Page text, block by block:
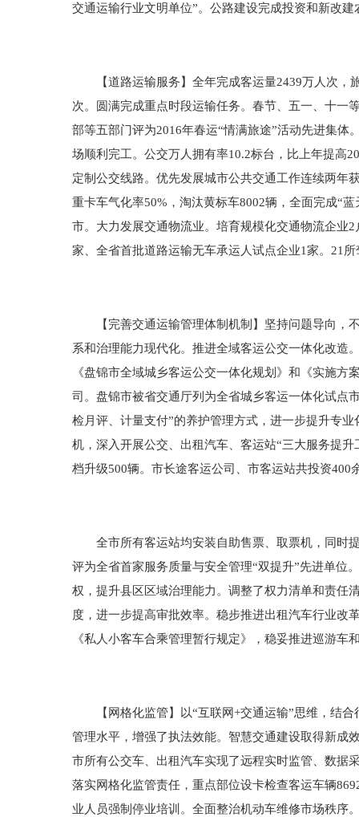
交通运输行业文明单位”。公路建设完成投资和新改
【道路运输服务】全年完成客运量2439万人次，旅
次。圆满完成重点时段运输任务。春节、五一、十一
部等五部门评为2016年春运“情满旅途”活动先进集
场顺利完工。公交万人拥有率10.2标台，比上年提高
定制公交线路。优先发展城市公共交通工作连续两年
重卡车气化率50%，淘汰黄标车8002辆，全面完成“
市。大力发展交通物流业。培育规模化交通物流企业
家、全省首批道路运输无车承运人试点企业1家。21
【完善交通运输管理体制机制】坚持问题导向，不
系和治理能力现代化。推进全域客运公交一体化改造
《盘锦市全域城乡客运公交一体化规划》和《实施
司。盘锦市被省交通厅列为全省城乡客运一体化试点
检月评、计量支付”的养护管理方式，进一步提升专
机，深入开展公交、出租汽车、客运站“三大服务提
档升级500辆。市长途客运公司、市客运站共投资400
全市所有客运站均安装自助售票、取票机，同时提
评为全省首家服务质量与安全管理“双提升”先进单位
权，提升县区区域治理能力。调整了权力清单和责任
度，进一步提高审批效率。稳步推进出租汽车行业改
《私人小客车合乘管理暂行规定》，稳妥推进巡游
【网格化监管】以“互联网+交通运输”思维，结合
管理水平，增强了执法效能。智慧交通建设取得新成
市所有公交车、出租汽车实现了远程实时监管、数据
落实网格化监管责任，重点部位设卡检查客运车辆
业人员强制停业培训。全面整治机动车维修市场秩序